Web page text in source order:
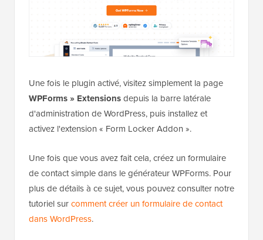
Une fois le plugin activé, visitez simplement la page
WPForms » Extensionsdepuis la barre latérale
d'administration de WordPress, puis installez et
activez l'extension « Form Locker Addon ».
Une fois que vous avez fait cela, créez un formulaire
de contact simple dans le générateur WPForms. Pour
plus de détails à ce sujet, vous pouvez consulter notre
tutoriel surcomment créer un formulaire de contact
dans WordPress.